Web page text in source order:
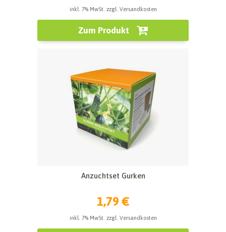
inkl. 7% MwSt. zzgl. Versandkosten
Zum Produkt
Anzuchtset Gurken
1,79 €
inkl. 7% MwSt. zzgl. Versandkosten